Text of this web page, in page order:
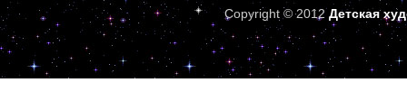
Copyright © 2012Детская